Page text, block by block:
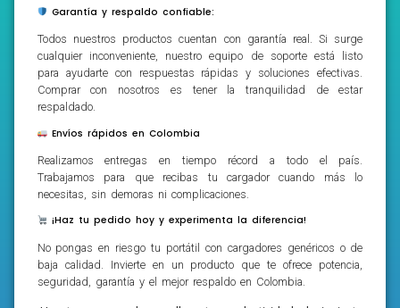
Garantía y respaldo confiable:
Todos nuestros productos cuentan con garantía real. Si surge
cualquier inconveniente, nuestro equipo de soporte está listo
para ayudarte con respuestas rápidas y soluciones efectivas.
Comprar con nosotros es tener la tranquilidad de estar
respaldado.
Envíos rápidos en Colombia
Realizamos entregas en tiempo récord a todo el país.
Trabajamos para que recibas tu cargador cuando más lo
necesitas, sin demoras ni complicaciones.
¡Haz tu pedido hoy y experimenta la diferencia!
No pongas en riesgo tu portátil con cargadores genéricos o de
baja calidad. Invierte en un producto que te ofrece potencia,
seguridad, garantía y el mejor respaldo en Colombia.